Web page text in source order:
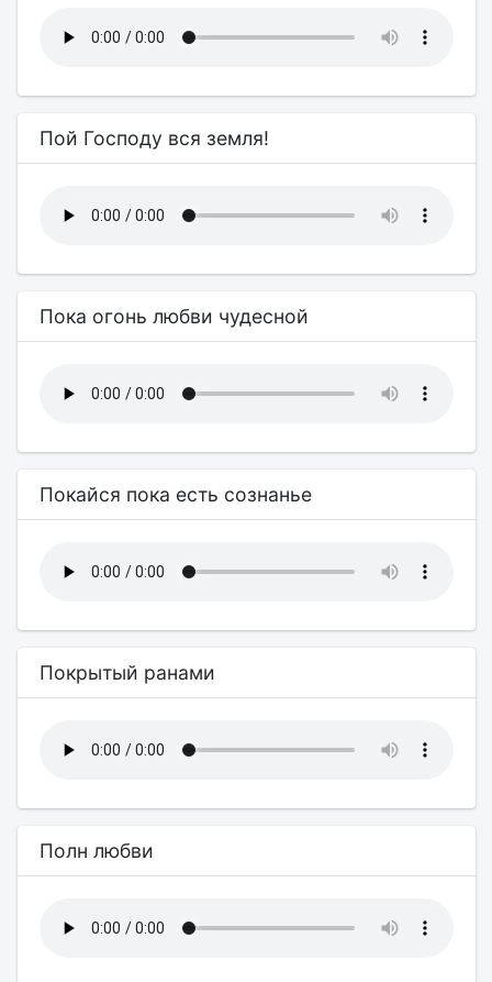
Пой Господу вся земля!
Пока огонь любви чудесной
Покайся пока есть сознанье
Покрытый ранами
Полн любви